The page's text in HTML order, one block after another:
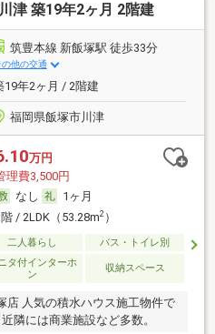
津 築19年2ヶ月 2階建
筑豊本線 新飯塚駅 徒歩33分
の他の交通
19年2ヶ月 / 2階建
福岡県飯塚市川津
万円
理費3,500円
なし
1ヶ月
/ 2LDK（53.28m2）
二人暮らし バス・トイレ別
タ付インターホ
ン
収納スペース
店 人気の積水ハウス施工物件で
隣には商業施設など多数。